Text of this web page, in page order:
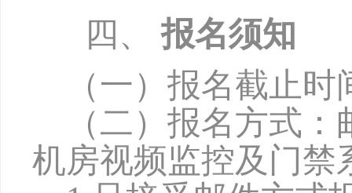
四、报名须知
（一） 报名截止时
（二） 报名方式：
机房视频监控及门禁